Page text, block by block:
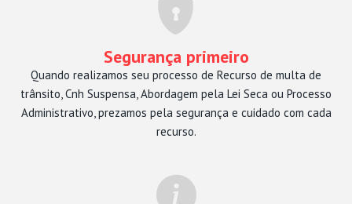
Segurança primeiro
Quando realizamos seu processo de Recurso de multa de
trânsito, Cnh Suspensa, Abordagem pela Lei Seca ou Processo
Administrativo, prezamos pela segurança e cuidado com cada
recurso.